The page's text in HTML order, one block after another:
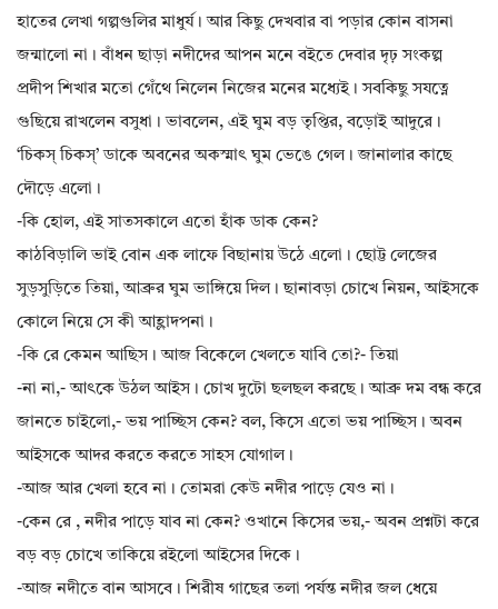
হাতের লেখা গল্পগুলির মাধুর্য। আর কিছু দেখবার বা পড়ার কোন বাসনা
জন্মালো না। বাঁধন ছাড়া নদীদের আপন মনে বইতে দেবার দৃঢ় সংকল্প
প্রদীপ শিখার মতো গেঁথে নিলেন নিজের মনের মধ‍্যেই। সবকিছু সযত্নে
গুছিয়ে রাখলেন বসুধা। ভাবলেন, এই ঘুম বড় তৃপ্তির, বড়োই আদুরে।
‘চিকস্ চিকস্’ ডাকে অবনের অকস্মাৎ ঘুম ভেঙে গেল। জানালার কাছে
দৌড়ে এলো।
-কি হোল, এই সাতসকালে এতো হাঁক ডাক কেন?
কাঠবিড়ালি ভাই বোন এক লাফে বিছানায় উঠে এলো। ছোট্ট লেজের
সুড়সুড়িতে তিয়া, আব্রুর ঘুম ভাঙ্গিয়ে দিল। ছানাবড়া চোখে নিয়ন, আইসকে
কোলে নিয়ে সে কী আহ্লাদপনা।
-কি রে কেমন আছিস। আজ বিকেলে খেলতে যাবি তো?- তিয়া
-না না,- আৎকে উঠল আইস। চোখ দুটো ছলছল করছে। আব্রু দম বন্ধ করে
জানতে চাইলো,- ভয় পাচ্ছিস কেন? বল, কিসে এতো ভয় পাচ্ছিস। অবন
আইসকে আদর করতে করতে সাহস যোগাল।
-আজ আর খেলা হবে না। তোমরা কেউ নদীর পাড়ে যেও না।
-কেন রে , নদীর পাড়ে যাব না কেন? ওখানে কিসের ভয়,- অবন প্রশ্নটা করে
বড় বড় চোখে তাকিয়ে রইলো আইসের দিকে।
-আজ নদীতে বান আসবে। শিরীষ গাছের তলা পর্যন্ত নদীর জল ধেয়ে